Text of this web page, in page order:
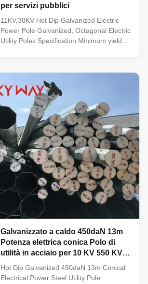
per servizi pubblici
11KV,38KV Hot Dip Galvanized Electric
Power Pole Galvanized, Octagonal Electric
Utility Poles Specification Minimum yield
tensile strength 620 mpa Standard ISO
9001 Length of per section Within 14m
once forming without slip joint Welding We
has past flaw testing.Internal and external
double welding makes the welding
beautiful in shape Welding Standard :AWS
( American Welding Society ) D 1.1
Production
Galvanizzato a caldo 450daN 13m
Potenza elettrica conica Polo di
utilità in acciaio per 10 KV 550 KV
Potenza e materiale e progettazione
Hot Dip Galvanized 450daN 13m Conical
Electrical Power Steel Utility Pole